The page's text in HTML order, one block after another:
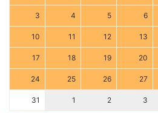
3 4 5 6
10 11 12 13
17 18 19 20
24 25 26 27
31 1 2 3